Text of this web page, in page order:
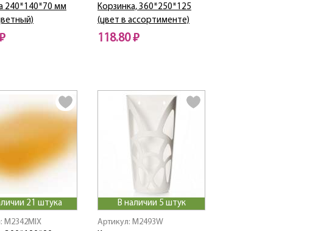
240*140*70 мм
Корзинка, 360*250*125
(цвет в ассортименте)
118.80 ₽
21 штука
M2342MIX
В наличии 5 штук
Артикул: M2493W